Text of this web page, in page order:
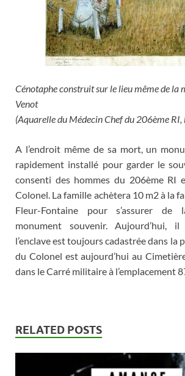
Cénotaphe construit sur le lieu même de la
Venot
(Aquarelle du Médecin Chef du 206ème RI,
A l’endroit même de sa mort, un
rapidement installé pour garder le
consenti des hommes du 206ème RI
Colonel. La famille achètera 10 m2 à la
Fleur-Fontaine pour s’assurer de
monument souvenir. Aujourd’hui,
l’enclave est toujours cadastrée dans la
du Colonel est aujourd’hui au
dans le Carré militaire à l’emplacement
RELATED POSTS